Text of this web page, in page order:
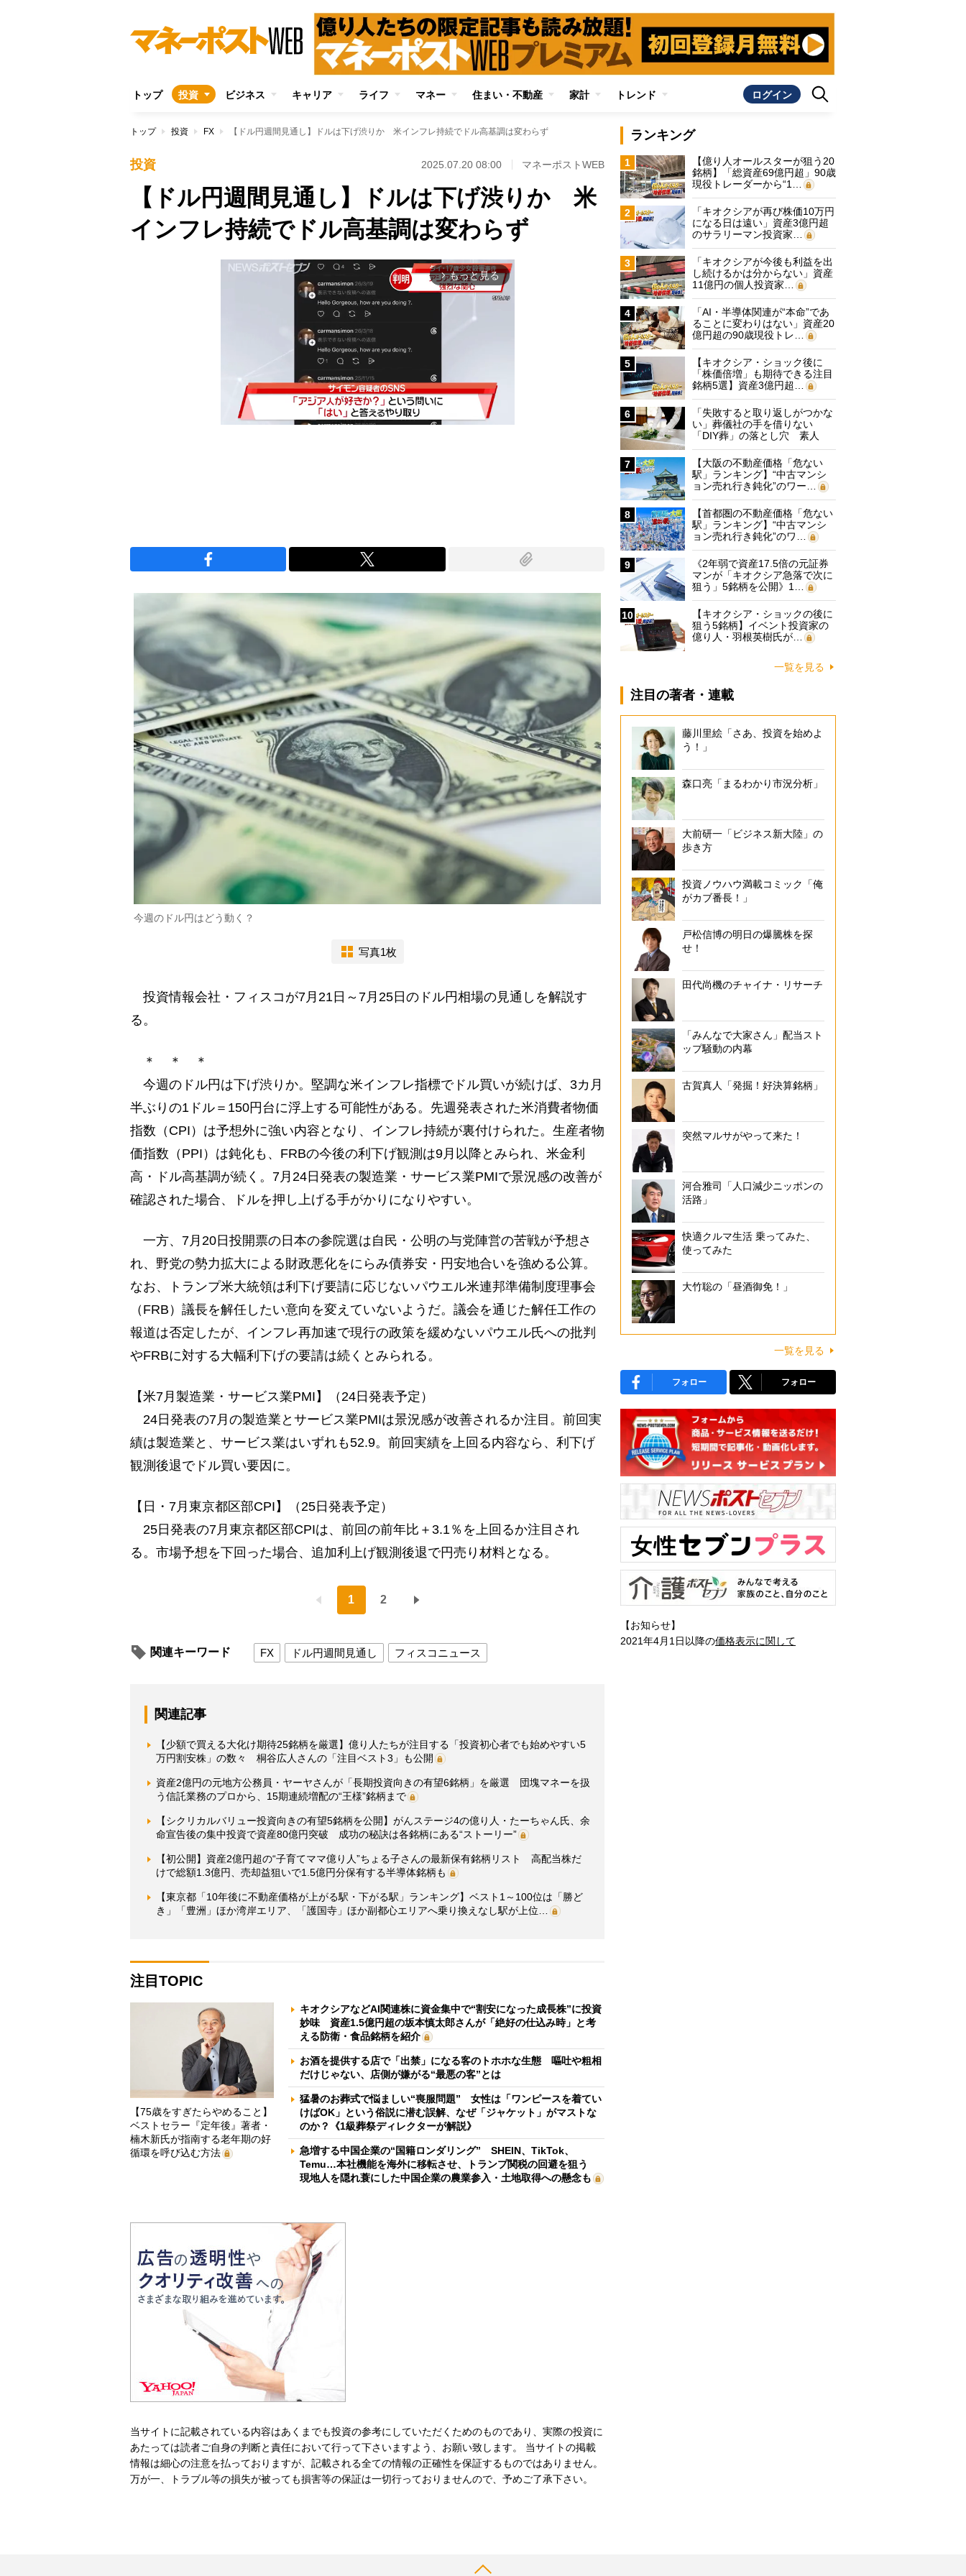
トップ 投資 ビジネス キャリア ライフ マネー 住まい・不動産 家計 トレンド ログイン
トップ 投資 FX 【ドル円週間見通し】ドルは下げ渋りか 米インフレ持続でドル高基調は変わらず
投資 2025.07.20 08:00 マネーポストWEB
【ドル円週間見通し】ドルは下げ渋りか 米
インフレ持続でドル高基調は変わらず
arrow_forward_ios もっと見る
今週のドル円はどう動く？
写真1枚
投資情報会社・フィスコが7月21日～7月25日のドル円相場の見通しを解説す
る。
＊ ＊ ＊
今週のドル円は下げ渋りか。堅調な米インフレ指標でドル買いが続けば、3カ月
半ぶりの1ドル＝150円台に浮上する可能性がある。先週発表された米消費者物価
指数（CPI）は予想外に強い内容となり、インフレ持続が裏付けられた。生産者物
価指数（PPI）は鈍化も、FRBの今後の利下げ観測は9月以降とみられ、米金利
高・ドル高基調が続く。7月24日発表の製造業・サービス業PMIで景況感の改善が
確認された場合、ドルを押し上げる手がかりになりやすい。
一方、7月20日投開票の日本の参院選は自民・公明の与党陣営の苦戦が予想さ
れ、野党の勢力拡大による財政悪化をにらみ債券安・円安地合いを強める公算。
なお、トランプ米大統領は利下げ要請に応じないパウエル米連邦準備制度理事会
（FRB）議長を解任したい意向を変えていないようだ。議会を通じた解任工作の
報道は否定したが、インフレ再加速で現行の政策を緩めないパウエル氏への批判
やFRBに対する大幅利下げの要請は続くとみられる。
【米7月製造業・サービス業PMI】（24日発表予定）
24日発表の7月の製造業とサービス業PMIは景況感が改善されるか注目。前回実
績は製造業と、サービス業はいずれも52.9。前回実績を上回る内容なら、利下げ
観測後退でドル買い要因に。
【日・7月東京都区部CPI】（25日発表予定）
25日発表の7月東京都区部CPIは、前回の前年比＋3.1％を上回るか注目され
る。市場予想を下回った場合、追加利上げ観測後退で円売り材料となる。
1 2
関連キーワード FX ドル円週間見通し フィスコニュース
関連記事
【少額で買える大化け期待25銘柄を厳選】億り人たちが注目する「投資初心者でも始めやすい5
万円割安株」の数々 桐谷広人さんの「注目ベスト3」も公開
資産2億円の元地方公務員・ヤーヤさんが「長期投資向きの有望6銘柄」を厳選 団塊マネーを扱
う信託業務のプロから、15期連続増配の“王様”銘柄まで
【シクリカルバリュー投資向きの有望5銘柄を公開】がんステージ4の億り人・たーちゃん氏、余
命宣告後の集中投資で資産80億円突破 成功の秘訣は各銘柄にある“ストーリー”
【初公開】資産2億円超の“子育てママ億り人”ちょる子さんの最新保有銘柄リスト 高配当株だ
けで総額1.3億円、売却益狙いで1.5億円分保有する半導体銘柄も
【東京都「10年後に不動産価格が上がる駅・下がる駅」ランキング】ベスト1～100位は「勝ど
き」「豊洲」ほか湾岸エリア、「護国寺」ほか副都心エリアへ乗り換えなし駅が上位…
注目TOPIC
【75歳をすぎたらやめること】
ベストセラー『定年後』著者・
楠木新氏が指南する老年期の好
循環を呼び込む方法
キオクシアなどAI関連株に資金集中で“割安になった成長株”に投資
妙味 資産1.5億円超の坂本慎太郎さんが「絶好の仕込み時」と考
える防衛・食品銘柄を紹介
お酒を提供する店で「出禁」になる客のトホホな生態 嘔吐や粗相
だけじゃない、店側が嫌がる“最悪の客”とは
猛暑のお葬式で悩ましい“喪服問題” 女性は「ワンピースを着てい
けばOK」という俗説に潜む誤解、なぜ「ジャケット」がマストな
のか？《1級葬祭ディレクターが解説》
急増する中国企業の“国籍ロンダリング” SHEIN、TikTok、
Temu…本社機能を海外に移転させ、トランプ関税の回避を狙う
現地人を隠れ蓑にした中国企業の農業参入・土地取得への懸念も
当サイトに記載されている内容はあくまでも投資の参考にしていただくためのものであり、実際の投資に
あたっては読者ご自身の判断と責任において行って下さいますよう、お願い致します。 当サイトの掲載
情報は細心の注意を払っておりますが、記載される全ての情報の正確性を保証するものではありません。
万が一、トラブル等の損失が被っても損害等の保証は一切行っておりませんので、予めご了承下さい。
ランキング
1
【億り人オールスターが狙う20
銘柄】「総資産69億円超」90歳
現役トレーダーから“1…
2
「キオクシアが再び株価10万円
になる日は遠い」資産3億円超
のサラリーマン投資家…
3
「キオクシアが今後も利益を出
し続けるかは分からない」資産
11億円の個人投資家…
4
「AI・半導体関連が“本命”であ
ることに変わりはない」資産20
億円超の90歳現役トレ…
5
【キオクシア・ショック後に
「株価倍増」も期待できる注目
銘柄5選】資産3億円超…
6
「失敗すると取り返しがつかな
い」葬儀社の手を借りない
「DIY葬」の落とし穴 素人
に…
7
【大阪の不動産価格「危ない
駅」ランキング】“中古マンシ
ョン売れ行き鈍化”のワー…
8
【首都圏の不動産価格「危ない
駅」ランキング】“中古マンシ
ョン売れ行き鈍化”のワ…
9
《2年弱で資産17.5倍の元証券
マンが「キオクシア急落で次に
狙う」5銘柄を公開》1…
10
【キオクシア・ショックの後に
狙う5銘柄】イベント投資家の
億り人・羽根英樹氏が…
一覧を見る
注目の著者・連載
藤川里絵「さあ、投資を始めよ
う！」
森口亮「まるわかり市況分析」
大前研一「ビジネス新大陸」の
歩き方
投資ノウハウ満載コミック「俺
がカブ番長！」
戸松信博の明日の爆騰株を探
せ！
田代尚機のチャイナ・リサーチ
「みんなで大家さん」配当スト
ップ騒動の内幕
古賀真人「発掘！好決算銘柄」
突然マルサがやって来た！
河合雅司「人口減少ニッポンの
活路」
快適クルマ生活 乗ってみた、
使ってみた
大竹聡の「昼酒御免！」
一覧を見る
フォロー フォロー
【お知らせ】
2021年4月1日以降の価格表示に関して